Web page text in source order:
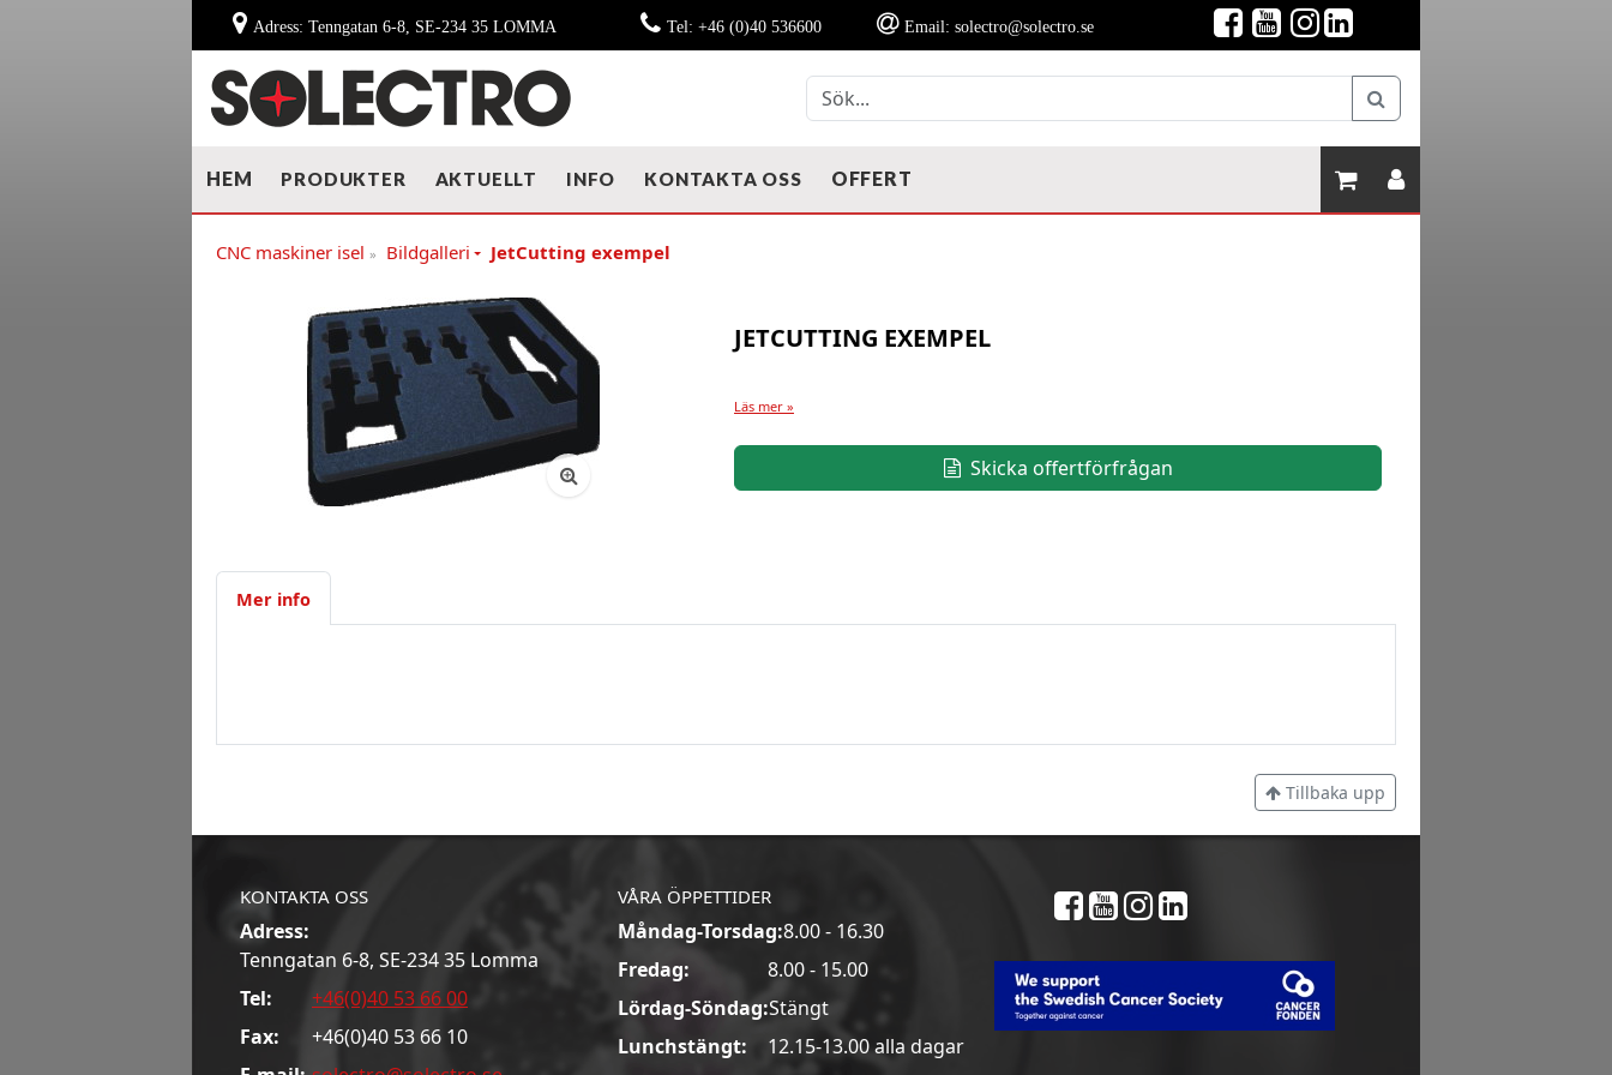
Adress: Tenngatan 6-8, SE-234 35 LOMMA Tel: +46 (0)40 536600 Email: solectro@solectro.se
HEM PRODUKTER AKTUELLT INFO KONTAKTA OSS OFFERT
CNC maskiner isel » Bildgalleri JetCutting exempel
JETCUTTING EXEMPEL
Läs mer »
Skicka offertförfrågan
Mer info
Tillbaka upp
KONTAKTA OSS
Adress:
Tenngatan 6-8, SE-234 35 Lomma
Tel:
+46(0)40 53 66 00
Fax:
+46(0)40 53 66 10
VÅRA ÖPPETTIDER
Måndag-Torsdag:8.00 - 16.30
Fredag:
8.00 - 15.00
Lördag-Söndag:Stängt
Lunchstängt:
12.15-13.00 alla dagar